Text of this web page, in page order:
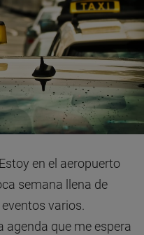
en el aeropuerto
semana llena de
varios.
agenda que me espera